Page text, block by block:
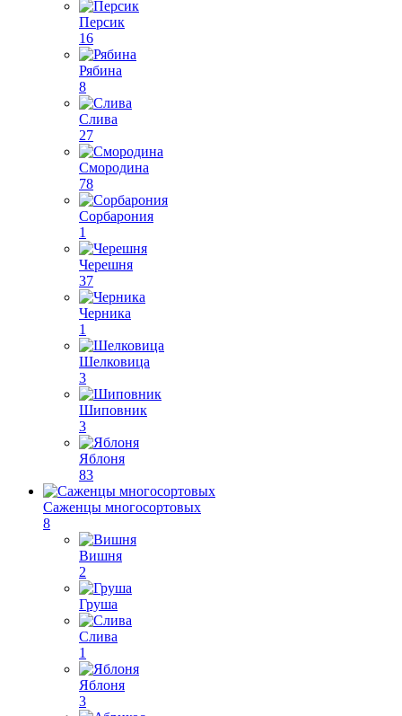
Персик
16
Рябина
8
Слива
27
Смородина
78
Сорбарония
1
Черешня
37
Черника
1
Шелковица
3
Шиповник
3
Яблоня
83
Саженцы многосортовых
8
Вишня
2
Груша
Слива
1
Яблоня
3